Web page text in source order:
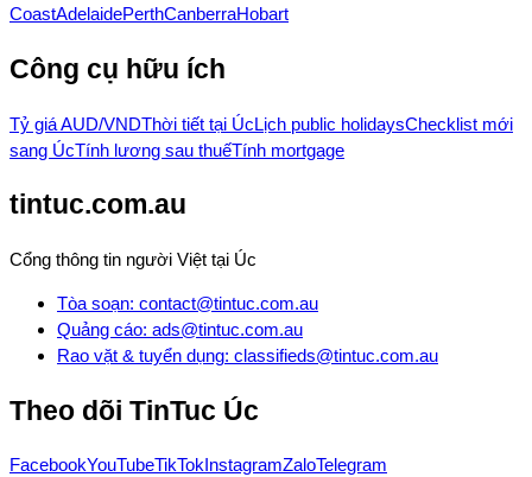
CoastAdelaidePerthCanberraHobart
Công cụ hữu ích
Tỷ giá AUD/VNDThời tiết tại ÚcLịch public holidaysChecklist mới
sang ÚcTính lương sau thuếTính mortgage
tintuc.com.au
Cổng thông tin người Việt tại Úc
Tòa soạn: contact@tintuc.com.au
Quảng cáo: ads@tintuc.com.au
Rao vặt & tuyển dụng: classifieds@tintuc.com.au
Theo dõi TinTuc Úc
FacebookYouTubeTikTokInstagramZaloTelegram